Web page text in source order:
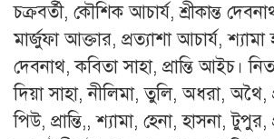
চক্রবর্তী, কৌশিক আচার্য, শ্রীকান্ত
মার্জুফা আক্তার, প্রত্যাশা আচার্য,
দেবনাথ, কবিতা সাহা, প্রান্তি আইচ।
দিয়া সাহা, নীলিমা, তুলি, অধরা, অথৈ,
পিউ, প্রান্তি,, শ্যামা, হেনা, হাসনা, টুপুর,